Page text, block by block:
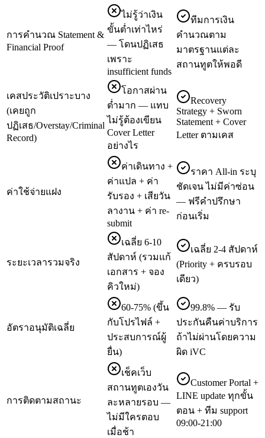
การคำนวณ Statement &
Financial Proof
ไม่รู้ว่าเงิน
ขั้นต่ำเท่าไหร่
— โดนปฏิเสธ
เพราะ
insufficient funds
ทีมการเงิน
คำนวณตาม
มาตรฐานแต่ละ
สถานทูตให้พอดี
เคสประวัติเปราะบาง
(เคยถูก
ปฏิเสธ/Overstay/Criminal
Record)
โอกาสผ่าน
ต่ำมาก — แทบ
ไม่รู้ต้องเขียน
Cover Letter
อย่างไร
Recovery
Strategy + Sworn
Statement + Cover
Letter ตามเคส
ค่าใช้จ่ายแฝง
ค่าเดินทาง +
ค่าแปล + ค่า
รับรอง + เสียวัน
ลางาน + ค่า re-
submit
ราคา All-in ระบุ
ชัดเจน ไม่มีค่าซ่อน
— ฟรีคำปรึกษา
ก่อนเริ่ม
ระยะเวลารวมจริง
เฉลี่ย 6-10
สัปดาห์ (รวมแก้
เอกสาร + จอง
คิวใหม่)
เฉลี่ย 2-4 สัปดาห์
(Priority + ครบรอบ
เดียว)
อัตราอนุมัติเฉลี่ย
60-75% (ขึ้น
กับโปรไฟล์ +
ประสบการณ์ผู้
ยื่น)
99.8% — รับ
ประกันคืนค่าบริการ
ถ้าไม่ผ่านโดยความ
ผิด iVC
การติดตามสถานะ
เช็คเว็บ
สถานทูตเองวัน
ละหลายรอบ —
ไม่มีใครตอบ
เมื่อช้า
Customer Portal +
LINE update ทุกขั้น
ตอน + ทีม support
09:00-21:00